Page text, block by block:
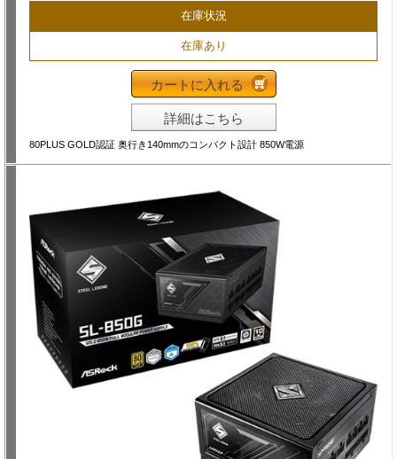
在庫状況
在庫あり
カートに入れる
詳細はこちら
80PLUS GOLD認証 奥行き140mmのコンパクト設計 850W電源